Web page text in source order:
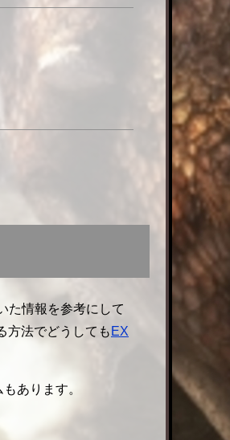
た情報を参考にして
方法でどうしても EX
あります。